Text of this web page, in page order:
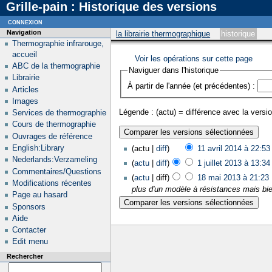
Grille-pain : Historique des versions
la librairie thermographique historique
Voir les opérations sur cette page
Naviguer dans l'historique
À partir de l'année (et précédentes) :
Légende : (actu) = différence avec la
(actu | diff) 11 avril 2014 à 22:53‎
(actu| diff) 1 juillet 2013 à 13:34‎
(actu| diff) 18 mai 2013 à 21:23‎
plus d'un modèle à résistances mais
Navigation
Thermographie infrarouge,
accueil
ABC de la thermographie
Librairie
Articles
Images
Services de thermographie
Cours de thermographie
Ouvrages de référence
English:Library
Nederlands:Verzameling
Commentaires/Questions
Modifications récentes
Page au hasard
Sponsors
Aide
Contacter
Edit menu
Rechercher
connexion